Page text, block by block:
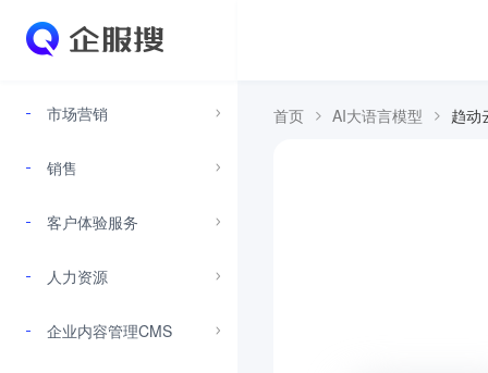
市场营销
销售
客户体验服务
人力资源
企业内容管理CMS
首页 AI大语言模型 趋动